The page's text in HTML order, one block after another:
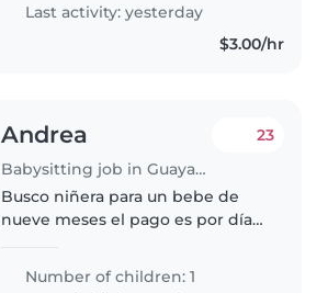
Last activity: yesterday
$3.00/hr
Andrea
Babysitting job in Guayaquil
23
Busco niñera para un bebe de
nueve meses el pago es por día
al cero nueve ocho ocho dos tres
Number of children: 1